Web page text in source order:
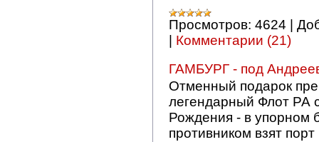
Просмотров: 4624
Комментарии (21)
ГАМБУРГ - под
Отменный подарок
легендарный Флот РА
Рождения - в упорном
противником взят порт